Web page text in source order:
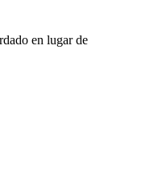
en lugar de